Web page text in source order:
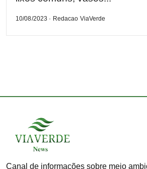
10/08/2023 · Redacao ViaVerde
Canal de informações sobre meio